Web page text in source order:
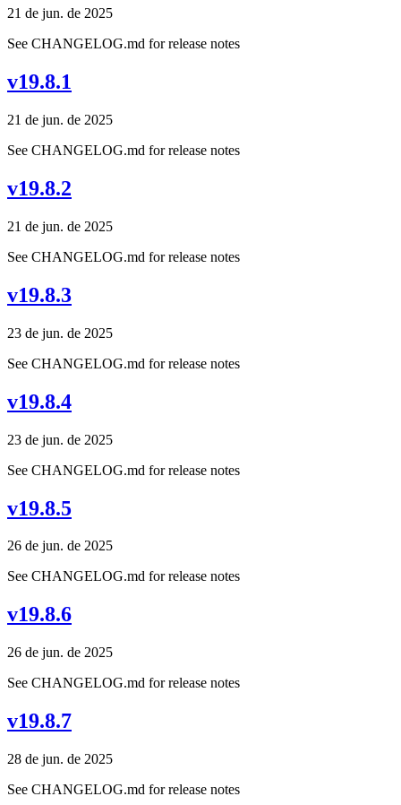
21 de jun. de 2025
See CHANGELOG.md for release notes
v19.8.1
21 de jun. de 2025
See CHANGELOG.md for release notes
v19.8.2
21 de jun. de 2025
See CHANGELOG.md for release notes
v19.8.3
23 de jun. de 2025
See CHANGELOG.md for release notes
v19.8.4
23 de jun. de 2025
See CHANGELOG.md for release notes
v19.8.5
26 de jun. de 2025
See CHANGELOG.md for release notes
v19.8.6
26 de jun. de 2025
See CHANGELOG.md for release notes
v19.8.7
28 de jun. de 2025
See CHANGELOG.md for release notes